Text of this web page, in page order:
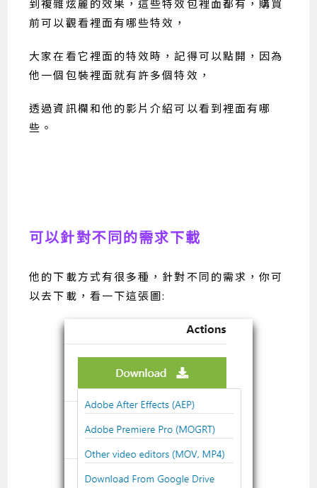
到複雜炫麗的效果，這些特效包裡面都有，購買
前可以觀看裡面有哪些特效，
大家在看它裡面的特效時，記得可以點開，因為
他一個包裝裡面就有許多個特效，
透過資訊欄和他的影片介紹可以看到裡面有哪
些。
可以針對不同的需求下載
他的下載方式有很多種，針對不同的需求，你可
以去下載，看一下這張圖: